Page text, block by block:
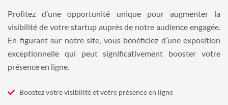
Profitez d’une opportunité unique pour augmenter la
visibilité de votre startup auprès de notre audience engagée.
En figurant sur notre site, vous bénéficiez d’une exposition
exceptionnelle qui peut significativement booster votre
présence en ligne.
Boostez votre visibilité et votre présence en ligne